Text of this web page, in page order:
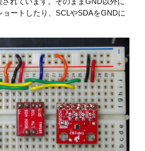
ョートしたり、SCLやSDAをGNDに